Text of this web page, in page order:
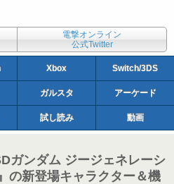
電撃オンライン
公式Twitter
Xbox Switch/3DS
ガルスタ アーケード
試し読み 動画
ガンダム ジージェネレーシ
の新登場キャラクター＆機